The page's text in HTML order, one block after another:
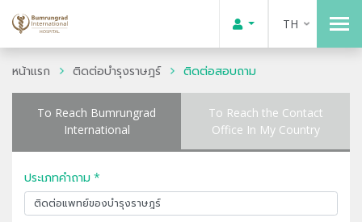
TH
หน้าแรก ติดต่อบำรุงราษฎร์ ติดต่อสอบถาม
To Reach Bumrungrad
International
To Reach the Contact
Office In My Country
ประเภทคำถาม *